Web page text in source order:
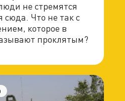
не стремятся
сюда. Что не так с
которое в
проклятым?